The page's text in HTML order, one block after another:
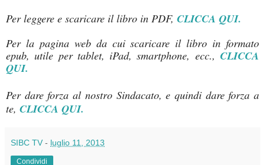
Per leggere e scaricare il libro in PDF, CLICCA QUI.
Per la pagina web da cui scaricare il libro in formato
epub, utile per tablet, iPad, smartphone, ecc., CLICCA
QUI.
Per dare forza al nostro Sindacato, e quindi dare forza a
te, CLICCA QUI.
SIBC TV - luglio 11, 2013
Condividi